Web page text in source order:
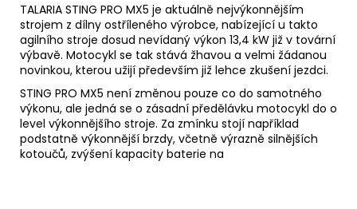
TALARIA STING PRO MX5 je aktuálně nejvýkonnějším
strojem z dílny ostříleného výrobce, nabízející u takto
agilního stroje dosud nevídaný výkon 13,4 kW již v tovární
výbavě. Motocykl se tak stává žhavou a velmi žádanou
novinkou, kterou užijí především již lehce zkušení jezdci.
STING PRO MX5 není změnou pouze co do samotného
výkonu, ale jedná se o zásadní předělávku motocykl do o
level výkonnějšího stroje. Za zmínku stojí například
podstatně výkonnější brzdy, včetně výrazně silnějších
kotoučů, zvýšení kapacity baterie na
BLACK
-
SUPER
SOCO
-
SILNIČNÍ
ELEKTRICKÝ
MOTOCYKL
VMOTO
116
500